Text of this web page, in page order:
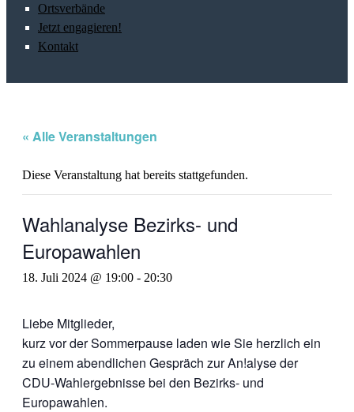
Ortsverbände
Jetzt engagieren!
Kontakt
« Alle Veranstaltungen
Diese Veranstaltung hat bereits stattgefunden.
Wahlanalyse Bezirks- und
Europawahlen
18. Juli 2024 @ 19:00 - 20:30
Liebe Mitglieder,
kurz vor der Sommerpause laden wie Sie herzlich ein
zu einem abendlichen Gespräch zur An!alyse der
CDU-Wahlergebnisse bei den Bezirks- und
Europawahlen.